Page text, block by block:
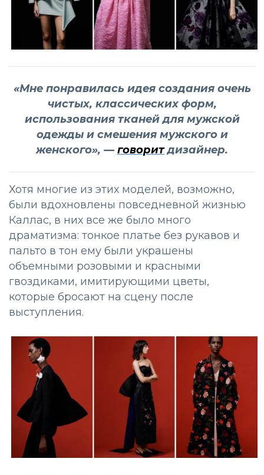
«Мне понравилась идея создания очень
чистых, классических форм,
использования тканей для мужской
одежды и смешения мужского и
женского», — говоритдизайнер.
Хотя многие из этих моделей, возможно,
были вдохновлены повседневной жизнью
Каллас, в них все же было много
драматизма: тонкое платье без рукавов и
пальто в тон ему были украшены
объемными розовыми и красными
гвоздиками, имитирующими цветы,
которые бросают на сцену после
выступления.